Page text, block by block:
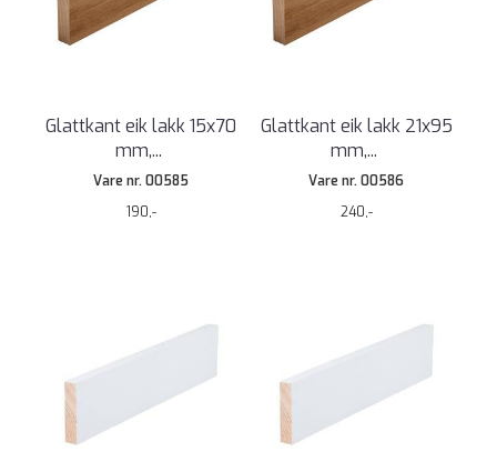
Glattkant eik lakk 15x70
mm,...
Vare nr. 00585
190,-
Glattkant eik lakk 21x95
mm,...
Vare nr. 00586
240,-